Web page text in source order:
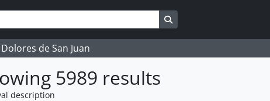
Search in browse page
de San Juan
5989 results
description